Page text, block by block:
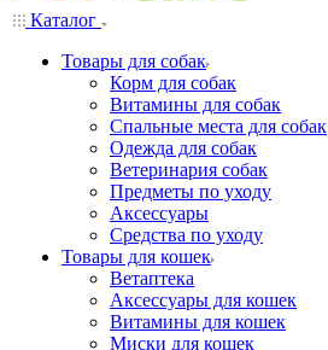
Каталог
Товары для собак
Корм для собак
Витамины для собак
Спальные места для собак
Одежда для собак
Ветеринария собак
Предметы по уходу
Аксессуары
Средства по уходу
Товары для кошек
Ветаптека
Аксессуары для кошек
Витамины для кошек
Миски для кошек